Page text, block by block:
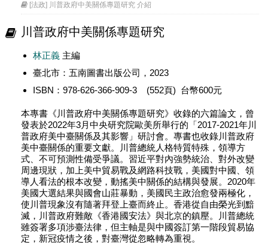
[法政] 川普政府中美關係專題研究 介紹
川普政府中美關係專題研究
林正義主編
臺北市：五南圖書出版公司，2023
ISBN：978-626-366-909-3 (552頁) 台幣600元
本專書《川普政府中美關係專題研究》收錄的六篇論文，曾
發表於2022年3月中央研究院歐美所舉行的「2017-2021年川
普政府美中臺關係及其影響」研討會。專書也收錄川普政府
美中臺關係的重要文獻。川普總統人格特質特殊，領導方
式、不可預測性備受爭議。習近平對內強勢統治、對外改變
周邊現狀，加上美中貿易戰及網路科技戰，美國對中國、領
導人看法的根本改變，動搖美中關係的結構與發展。2020年
美國大選結果與國會山莊暴動，美國民主政治愈發兩極化，
使川普現象沒有隨著拜登上臺而終止。香港從自由榮光到黯
滅，川普政府難敵《香港國安法》與北京的鎮壓。川普總統
雖簽署多項涉臺法律，但主軸是與中國簽訂第一階段貿易協
定，新冠疫情之後，對臺灣從忽略轉為重視。